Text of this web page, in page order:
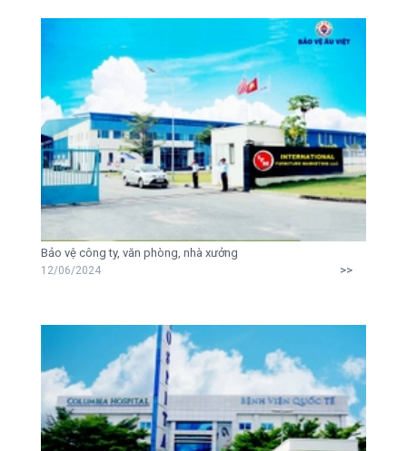
Bảo vệ công ty, văn phòng, nhà xưởng
12/06/2024 >>